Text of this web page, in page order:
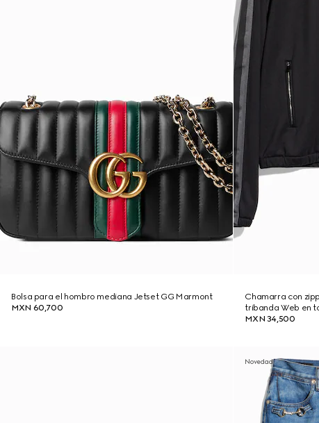
Bolsa para el hombro mediana Jetset GG Marmont
MXN 60,700
Chamarra con
tribanda Web en
MXN 34,500
Novedad